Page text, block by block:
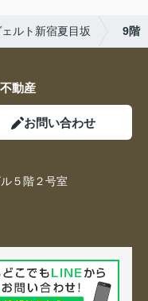
ェルト新宿夏目坂 9階
動産
お問い合わせ
５階２号室